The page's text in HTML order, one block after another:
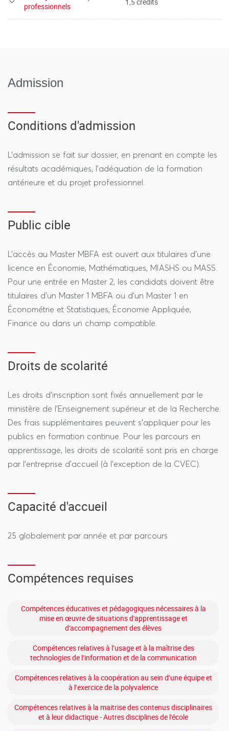
professionnels
Admission
Conditions d'admission
L’admission se fait sur dossier, en prenant en compte les
résultats académiques, l’adéquation de la formation
antérieure et du projet professionnel.
Public cible
L’accès au Master MBFA est ouvert aux titulaires d’une
licence en Économie, Mathématiques, MIASHS ou MASS.
Pour une entrée en Master 2, les candidats doivent être
titulaires d’un Master 1 MBFA ou d’un Master 1 en
Économétrie et Statistiques, Économie Appliquée,
Finance ou dans un champ compatible.
Droits de scolarité
Les droits d’inscription sont fixés annuellement par le
ministère de l’Enseignement supérieur et de la Recherche.
Des frais supplémentaires peuvent s’appliquer pour les
publics en formation continue. Pour les parcours en
apprentissage, les droits de scolarité sont pris en charge
par l’entreprise d’accueil (à l’exception de la CVEC).
Capacité d'accueil
25 globalement par année et par parcours
Compétences requises
Compétences éducatives et pédagogiques nécessaires à la
mise en œuvre de situations d'apprentissage et
d'accompagnement des élèves
Compétences relatives à l’usage et à la maîtrise des
technologies de l’information et de la communication
Compétences relatives à la coopération au sein d’une équipe et
à l’exercice de la polyvalence
Compétences relatives à la maitrise des contenus disciplinaires
et à leur didactique - Autres disciplines de l'école